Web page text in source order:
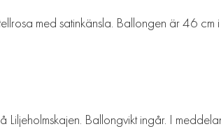
med satinkänsla. Ballongen är 46
Liljeholmskajen. Ballongvikt ingår. I